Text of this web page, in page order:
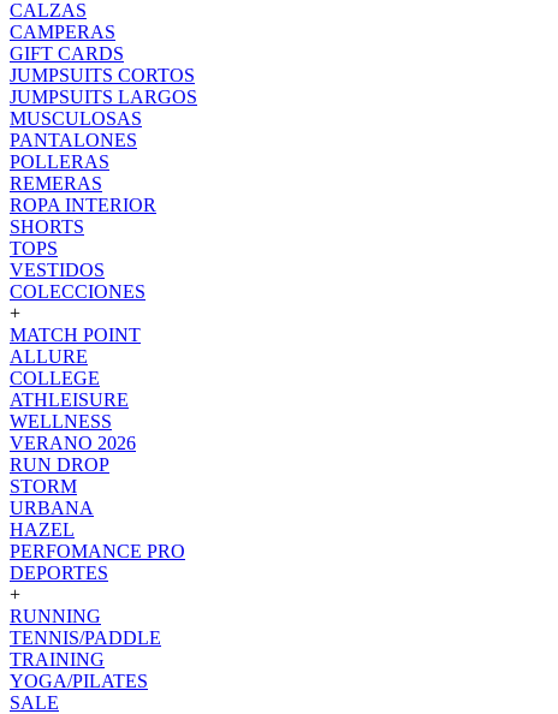
CALZAS
CAMPERAS
GIFT CARDS
JUMPSUITS CORTOS
JUMPSUITS LARGOS
MUSCULOSAS
PANTALONES
POLLERAS
REMERAS
ROPA INTERIOR
SHORTS
TOPS
VESTIDOS
COLECCIONES
+
MATCH POINT
ALLURE
COLLEGE
ATHLEISURE
WELLNESS
VERANO 2026
RUN DROP
STORM
URBANA
HAZEL
PERFOMANCE PRO
DEPORTES
+
RUNNING
TENNIS/PADDLE
TRAINING
YOGA/PILATES
SALE